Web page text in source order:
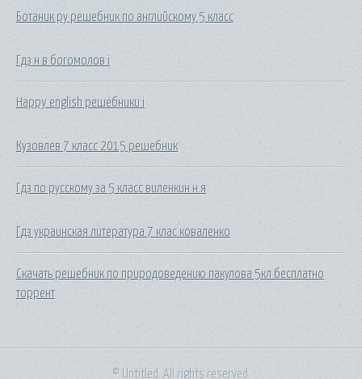
Ботаник ру решебник по английскому 5 класс
Гдз н в богомолов i
Happy english решебники i
Кузовлев 7 класс 2015 решебник
Гдз по русскому за 5 класс виленкин н.я
Гдз украинская литература 7 клас коваленко
Скачать решебник по природоведению пакулова 5кл бесплатно
торрент
© Untitled. All rights reserved.